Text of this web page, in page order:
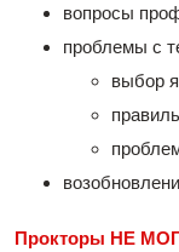
вопросы
проблемы с
выбор
Прокторы НЕ